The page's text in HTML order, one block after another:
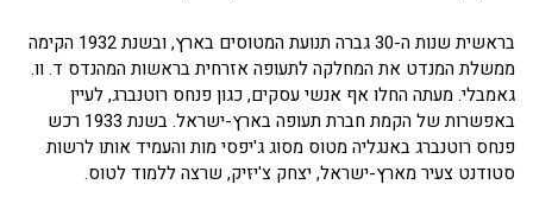
בראשית שנות ה-30 גברה תנועת המטוסים בארץ, ובשנת 1932 הקימה
ממשלת המנדט את המחלקה לתעופה אזרחית בראשות המהנדס ד. וו.
גאמבלי. מעתה החלו אף אנשי עסקים, כגון פנחס רוטנברג, לעיין
באפשרות של הקמת חברת תעופה בארץ-ישראל. בשנת 1933 רכש
פנחס רוטנברג באנגליה מטוס מסוג ג'יפסי מות והעמיד אותו לרשות
סטודנט צעיר מארץ-ישראל, יצחק צ'יזּיק, שרצה ללמוד לטוס.